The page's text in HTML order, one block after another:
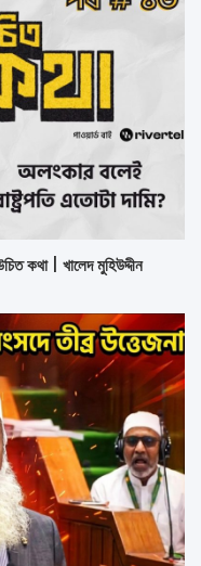
কথা | খালেদ মুহিউদ্দীন